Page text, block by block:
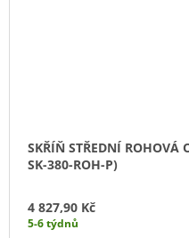
SKŘÍŇ STŘEDNÍ ROHOVÁ
SK-380-ROH-P)
4 827,90 Kč
5-6 týdnů